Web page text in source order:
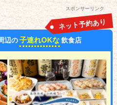
スポンサーリンク
辺の子連れOKな 飲食店
ネット予約あり